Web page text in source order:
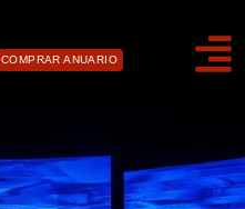
COMPRAR ANUARIO